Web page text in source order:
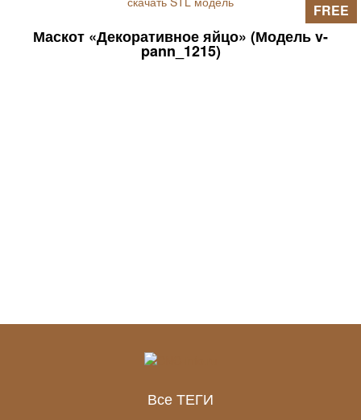
Маскот «Декоративное яйцо» (Модель v-
pann_1215)
FREE
Все ТЕГИ